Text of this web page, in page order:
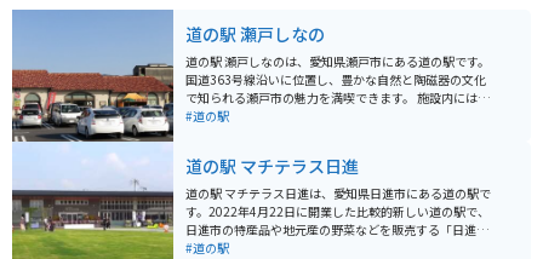
道の駅 瀬戸しなの
道の駅 瀬戸しなのは、愛知県瀬戸市にある道の駅です。
国道363号線沿いに位置し、豊かな自然と陶磁器の文化
で知られる瀬戸市の魅力を満喫できます。 施設内には、
地元の新鮮な野菜や果物を販売する農産物直売所や、瀬
ーも楽しめます。 バイクで訪れる際は、道の駅の駐車場
にバイク専用の駐輪スペースがあります。 瀬戸しなの
は、周辺に窯元や美術館など、観光スポットも多く点在
しています。 瀬戸焼の器を探したり、陶芸体験をするの
もおすすめです。
#道の駅
道の駅 マチテラス日進
道の駅 マチテラス日進は、愛知県日進市にある道の駅で
す。2022年4月22日に開業した比較的新しい道の駅で、
日進市の特産品や地元産の野菜などを販売する「日進マ
ルシェ」や、地元産の食材を使った料理を提供するレス
#道の駅